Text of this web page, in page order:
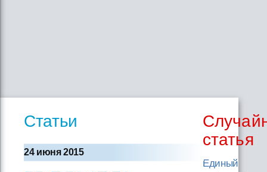
Статьи
24 июня 2015
статья
Единый